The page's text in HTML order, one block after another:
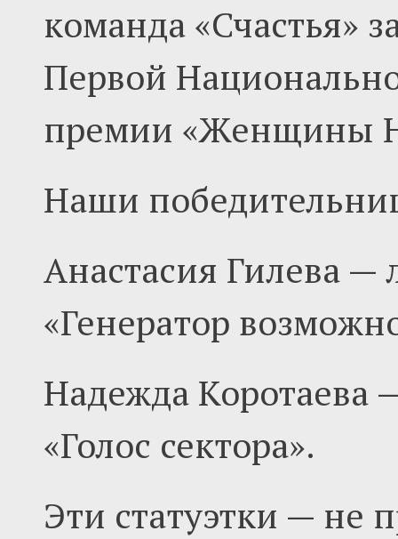
команда «Счастья»
Первой
премии «Женщины
Наши
Анастасия Гилева —
«Генератор
Надежда Коротаева
«Голос сектора».
Эти статуэтки — не